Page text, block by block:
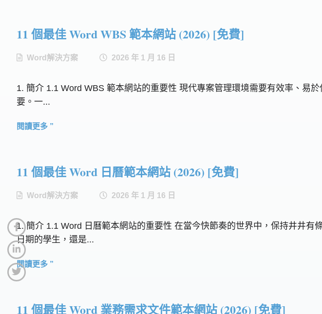
11 個最佳 Word WBS 範本網站 (2026) [免費]
Word解決方案 2026 年 1 月 16 日
1. 簡介 1.1 Word WBS 範本網站的重要性 現代專案管理環境需要有效率、易
要。一...
閱讀更多 ”
11 個最佳 Word 日曆範本網站 (2026) [免費]
Word解決方案 2026 年 1 月 16 日
1. 簡介 1.1 Word 日曆範本網站的重要性 在當今快節奏的世界中，保持井井
日期的學生，還是...
閱讀更多 ”
11 個最佳 Word 業務需求文件範本網站 (2026) [免費]